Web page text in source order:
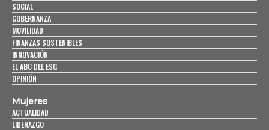
SOCIAL
GOBERNANZA
MOVILIDAD
FINANZAS SOSTENIBLES
INNOVACIÓN
EL ABC DEL ESG
OPINIÓN
Mujeres
ACTUALIDAD
LIDERAZGO